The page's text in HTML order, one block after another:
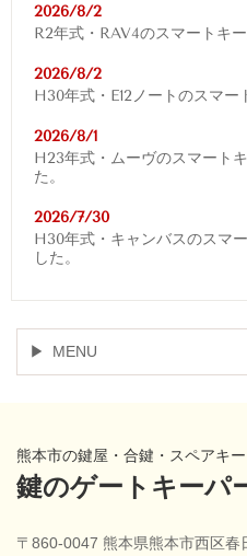
2026/8/2
R2年式・RAV4のスマートキ
2026/8/2
H30年式・E12ノートのスマー
2026/8/1
H23年式・ムーヴのスマート
た。
2026/7/30
H30年式・キャンバスのスマ
した。
MENU
熊本市の鍵屋・合鍵・スペアキ
鍵のゲートキーパ
〒860-0047 熊本県熊本市西区春